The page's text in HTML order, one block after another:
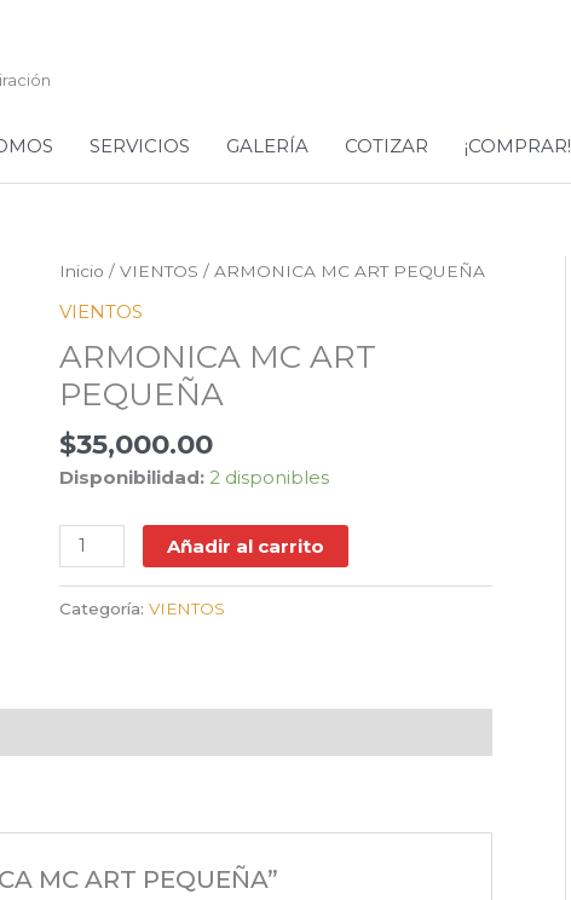
SERVICIOS GALERÍA COTIZAR ¡COMPRAR!
Inicio / VIENTOS / ARMONICA MC ART PEQUEÑA
VIENTOS
ARMONICA MC ART
PEQUEÑA
$35,000.00
Disponibilidad: 2 disponibles
ARMONICA
PEQUEÑA
cantidad
Añadir al carrito
Categoría: VIENTOS
MC ART PEQUEÑA”